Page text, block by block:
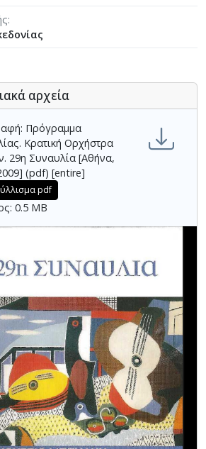
αρχεία
Πρόγραμμα
Κρατική Ορχήστρα
29η Συναυλία [Αθήνα,
(pdf) [entire]
pdf
0.5 MB